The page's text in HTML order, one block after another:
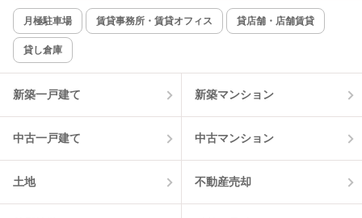
新着のみ インターネット無料
該当件数:
3件
月極駐車場 賃貸事務所・賃貸オフィス 貸店舗・店舗賃貸
貸し倉庫
新築一戸建て 新築マンション
中古一戸建て 中古マンション
土地 不動産売却